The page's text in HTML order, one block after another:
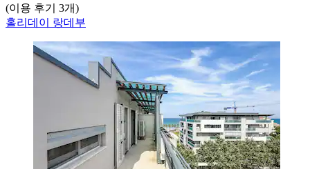
(이용 후기 3개)
홀리데이 랑데부